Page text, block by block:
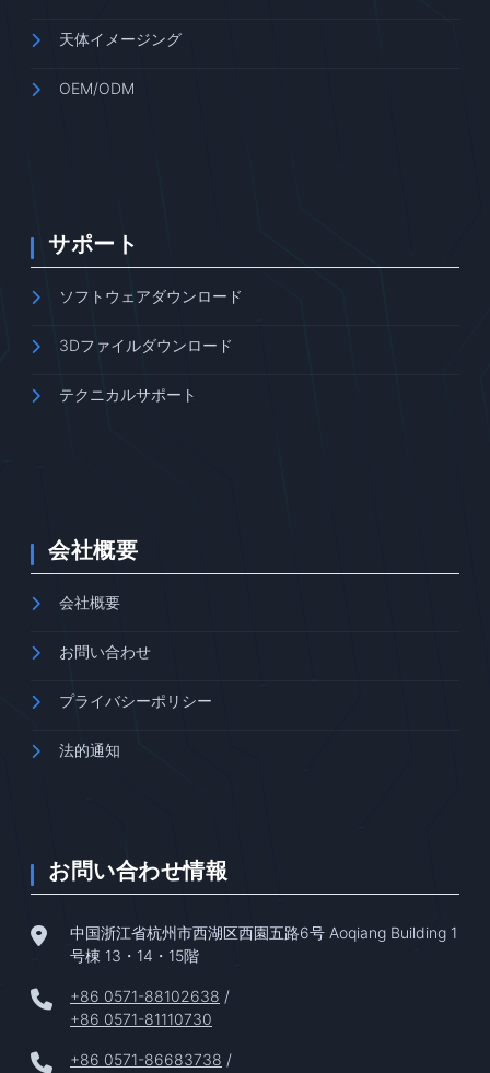
天体イメージング
OEM/ODM
サポート
ソフトウェアダウンロード
3Dファイルダウンロード
テクニカルサポート
会社概要
会社概要
お問い合わせ
プライバシーポリシー
法的通知
お問い合わせ情報
中国浙江省杭州市西湖区西園五路6号 Aoqiang Building 1
号棟 13・14・15階
+86 0571-88102638 /
+86 0571-81110730
+86 0571-86683738 /